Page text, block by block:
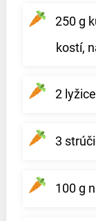
250 g
kostí,
2
3
100 g